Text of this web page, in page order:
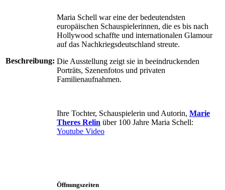
Beschreibung:
Maria Schell war eine der bedeutendsten
europäischen Schauspielerinnen, die es bis nach
Hollywood schaffte und internationalen Glamour
auf das Nachkriegsdeutschland streute.
Die Ausstellung zeigt sie in beeindruckenden
Porträts, Szenenfotos und privaten
Familienaufnahmen.
Ihre Tochter, Schauspielerin und Autorin, Marie
Theres Relin über 100 Jahre Maria Schell:
Youtube Video
Öffnungszeiten